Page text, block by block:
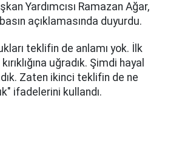
Yardımcısı Ramazan Ağar,
açıklamasında duyurdu.
teklifin de anlamı yok. İlk
uğradık. Şimdi hayal
Zaten ikinci teklifin de ne
ifadelerini kullandı.